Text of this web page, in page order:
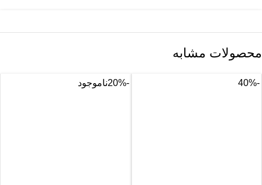
محصولات مشابه
-40%
-20% ناموجود